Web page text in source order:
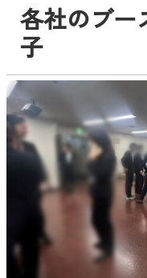
各社のブー
子